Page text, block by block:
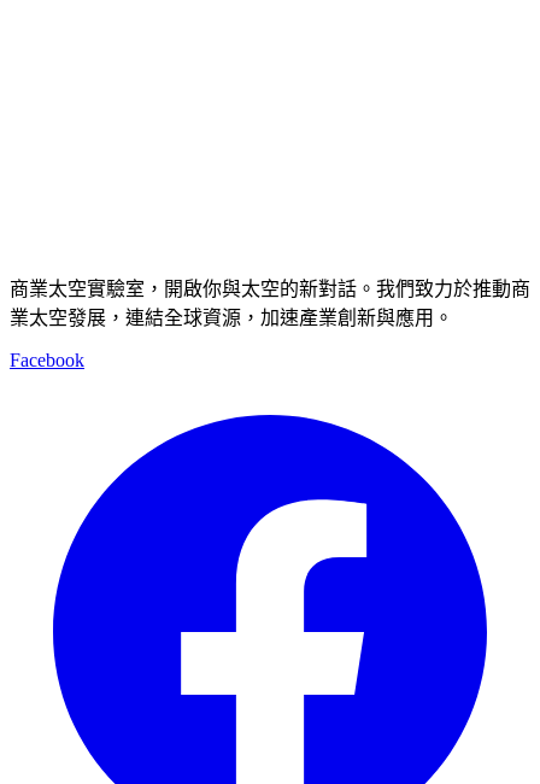
商業太空實驗室，開啟你與太空的新對話。我們致力於推動商
業太空發展，連結全球資源，加速產業創新與應用。
Facebook